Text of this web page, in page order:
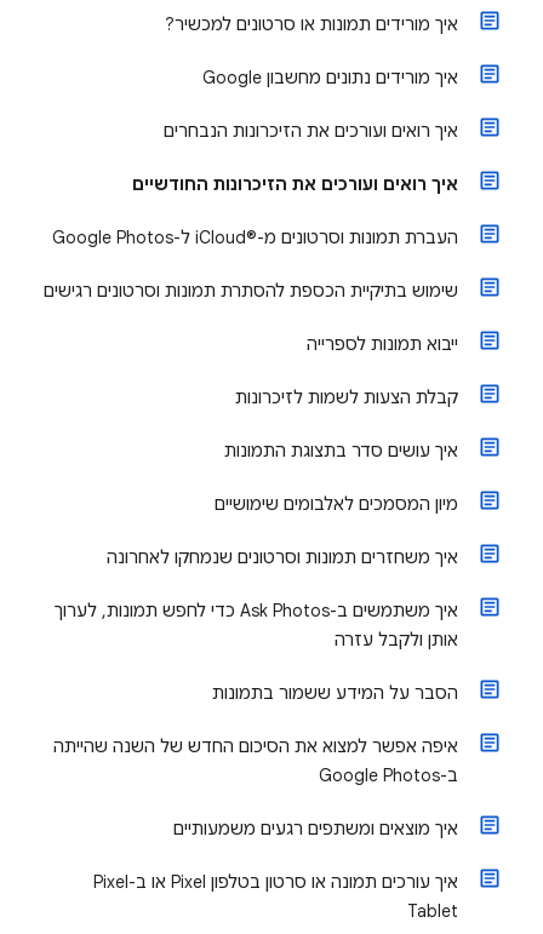
איך מורידים תמונות או סרטונים למכשיר?
איך מורידים נתונים מחשבון Google
איך רואים ועורכים את הזיכרונות הנבחרים
איך רואים ועורכים את הזיכרונות החודשיים
העברת תמונות וסרטונים מ-®iCloud ל-Google Photos
שימוש בתיקיית הכספת להסתרת תמונות וסרטונים רגישים
ייבוא תמונות לספרייה
קבלת הצעות לשמות לזיכרונות
איך עושים סדר בתצוגת התמונות
מיון המסמכים לאלבומים שימושיים
איך משחזרים תמונות וסרטונים שנמחקו לאחרונה
איך משתמשים ב-Ask Photos כדי לחפש תמונות, לערוך
אותן ולקבל עזרה
הסבר על המידע ששמור בתמונות
איפה אפשר למצוא את הסיכום החדש של השנה שהייתה
ב-Google Photos
איך מוצאים ומשתפים רגעים משמעותיים
איך עורכים תמונה או סרטון בטלפון Pixel או ב-Pixel
Tablet